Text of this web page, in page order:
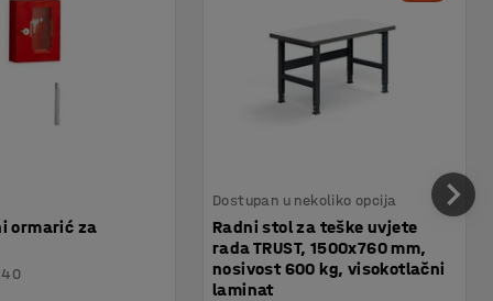
ormarić za
Dostupan u nekoliko opcija
Radni stol za teške uvjete
rada TRUST, 1500x760 mm,
nosivost 600 kg, visokotlačni
laminat